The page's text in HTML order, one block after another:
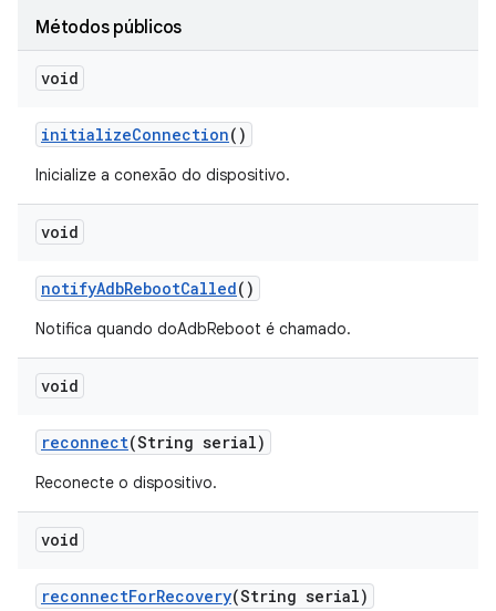
Métodos públicos
void
initializeConnection()
Inicialize a conexão do dispositivo.
void
notifyAdbRebootCalled()
Notifica quando doAdbReboot é chamado.
void
reconnect(String serial)
Reconecte o dispositivo.
void
reconnectForRecovery(String serial)